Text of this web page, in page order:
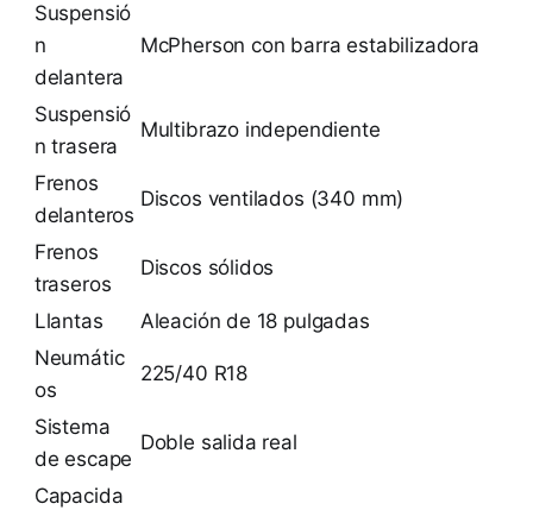
Suspensió
n
delantera
McPherson con barra estabilizadora
Suspensió
n trasera
Multibrazo independiente
Frenos
delanteros
Discos ventilados (340 mm)
Frenos
traseros
Discos sólidos
Llantas
Aleación de 18 pulgadas
Neumátic
os
225/40 R18
Sistema
de escape
Doble salida real
Capacida